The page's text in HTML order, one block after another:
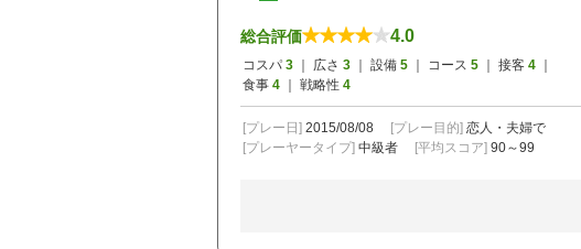
総合評価 4.0
コスパ 3 ｜ 広さ 3 ｜ 設備 5 ｜ コース 5 ｜ 接客 4
食事 4 ｜ 戦略性 4
[プレー日] 2015/08/08 [プレー目的] 恋人・夫婦で
[プレーヤータイプ] 中級者 [平均スコア] 90～99